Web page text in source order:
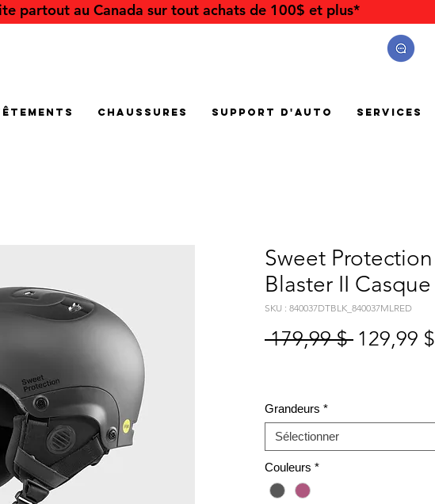
partout au Canada sur tout achats de 100$ et plus*
Chaussures Support d'auto Services
Sweet Protection
Blaster II Casque
SKU : 840037DTBLK_840037MLRED
179,99 $ Prix
129,99 $
Grandeurs *
Sélectionner
Couleurs *